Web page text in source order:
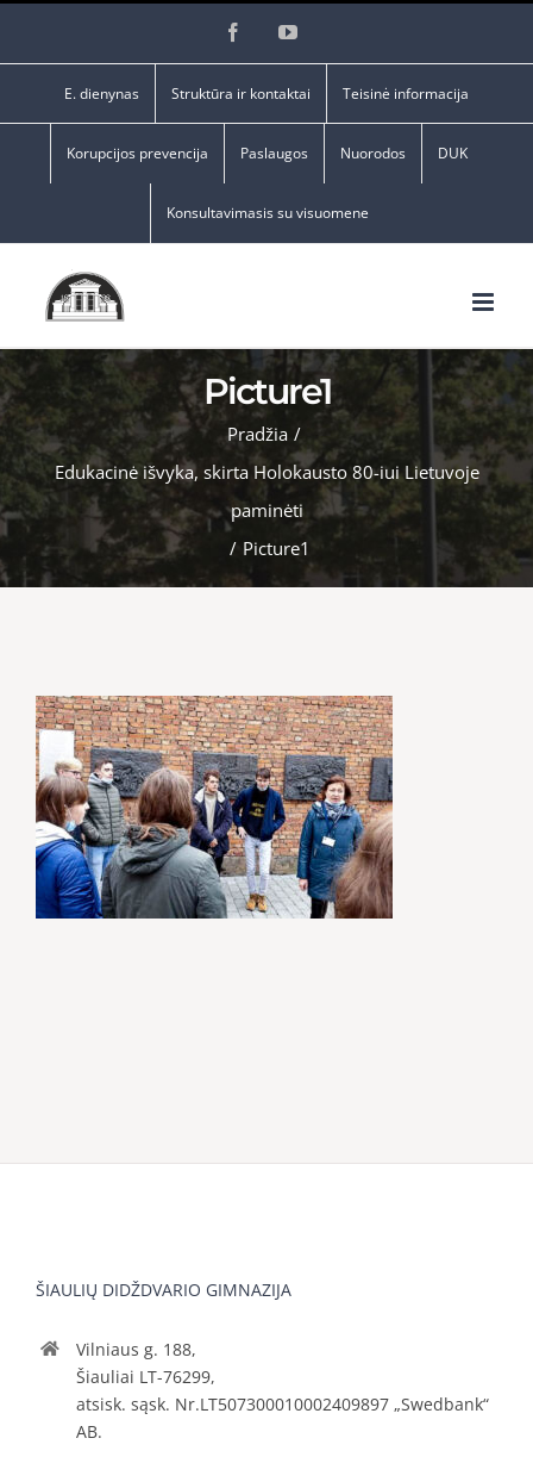
FacebookYouTube
E. dienynas Struktūra ir kontaktai Teisinė informacija
Korupcijos prevencija Paslaugos Nuorodos DUK
Konsultavimasis su visuomene
Picture1
Pradžia /
Edukacinė išvyka, skirta Holokausto 80-iui Lietuvoje
paminėti
/ Picture1
ŠIAULIŲ DIDŽDVARIO GIMNAZIJA
Vilniaus g. 188,
Šiauliai LT-76299,
atsisk. sąsk. Nr.LT507300010002409897 „Swedbank“
AB.